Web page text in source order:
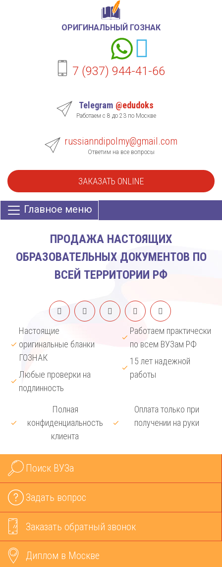
ОРИГИНАЛЬНЫЙ ГОЗНАК
7 (937) 944-41-66
Telegram @edudoks
Работаем с 8 до 23 по Москве
russianndipolmy@gmail.com
Ответим на все вопросы
ЗАКАЗАТЬ ONLINE
Главное меню
ПРОДАЖА НАСТОЯЩИХ
ОБРАЗОВАТЕЛЬНЫХ ДОКУМЕНТОВ ПО
ВСЕЙ ТЕРРИТОРИИ РФ
Настоящие
оригинальные бланки
ГОЗНАК
Любые проверки на
подлинность
Работаем практически
по всем ВУЗам РФ
15 лет надежной
работы
Полная
конфиденциальность
клиента
Оплата только при
получении на руки
Поиск ВУЗа
Задать вопрос
Заказать обратный звонок
Диплом в Москве